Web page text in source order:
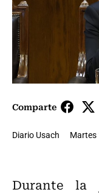
Comparte
Diario Usach Martes
Durante la